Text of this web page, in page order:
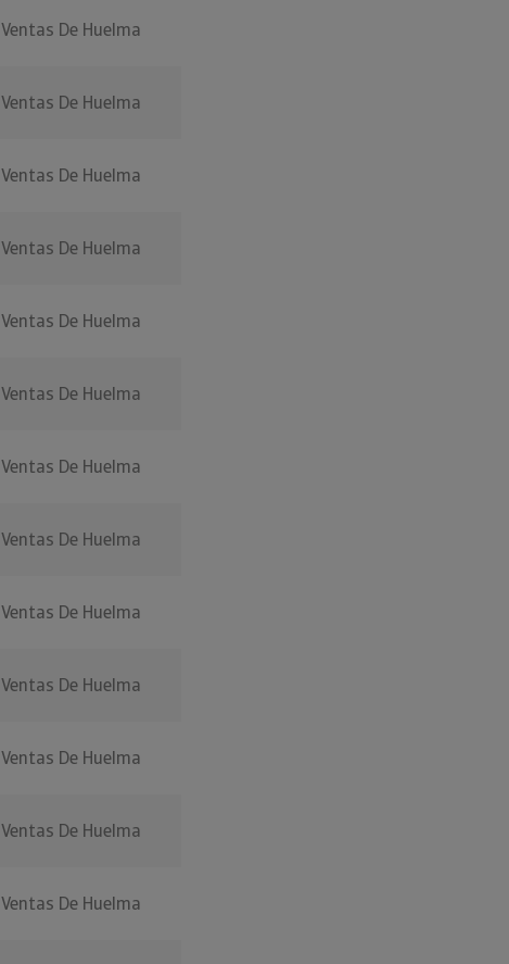
Ventas De Huelma
Ventas De Huelma
Ventas De Huelma
Ventas De Huelma
Ventas De Huelma
Ventas De Huelma
Ventas De Huelma
Ventas De Huelma
Ventas De Huelma
Ventas De Huelma
Ventas De Huelma
Ventas De Huelma
Ventas De Huelma